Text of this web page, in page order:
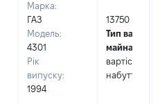
Марка:
ГАЗ
Модель:
4301
Рік
випуску:
1994
13750
Тип вартості
майна:
вартість на
набуття